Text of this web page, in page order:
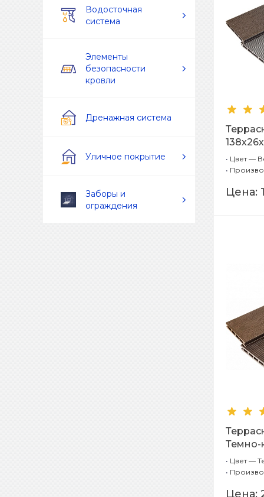
Водосточная
система
Элементы
безопасности
кровли
Дренажная система
Уличное покрытие
Заборы и
ограждения
• Цвет —
•
Цена:
Темно-
+
• Цвет —
•
Цена: